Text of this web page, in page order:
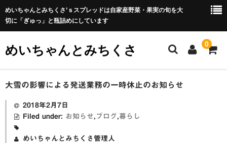
めいちゃんとみちくさ’ｓスプレッドは自家産野菜・果実の旬を大
切に「ぎゅっ」と瓶詰めにしています
めいちゃんとみちくさ 0
ホーム
めいちゃんとみちくさブログ
ABOUT
大雪の影響による発送業務の一時休止のお知らせ
2018年2月7日
Filed under: お知らせ, ブログ,暮らし
めいちゃんとみちくさ管理人